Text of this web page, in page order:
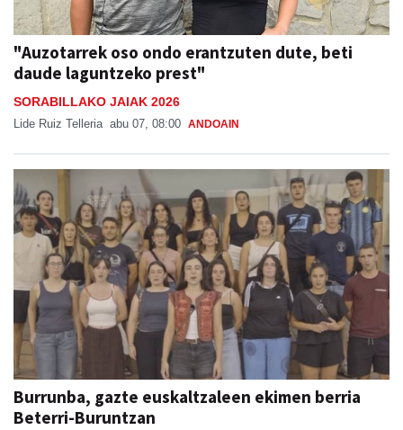
"Auzotarrek oso ondo erantzuten dute, beti
daude laguntzeko prest"
SORABILLAKO JAIAK 2026
Lide Ruiz Telleria abu 07, 08:00 ANDOAIN
Burrunba, gazte euskaltzaleen ekimen berria
Beterri-Buruntzan